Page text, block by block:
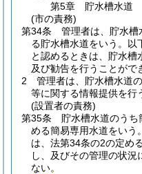
第5章
貯水槽水道
(市の責務)
第34条
管理者は、貯水槽
る貯水槽水道をいう。以
と認めるときは、貯水
及び勧告を行うことがで
2
管理者は、貯水槽水道
等に関する情報提供を行
(設置者の責務)
第35条
貯水槽水道のうち
める簡易専用水道をいう。
は、法第34条の2の定め
し、及びその管理の状況
ない。